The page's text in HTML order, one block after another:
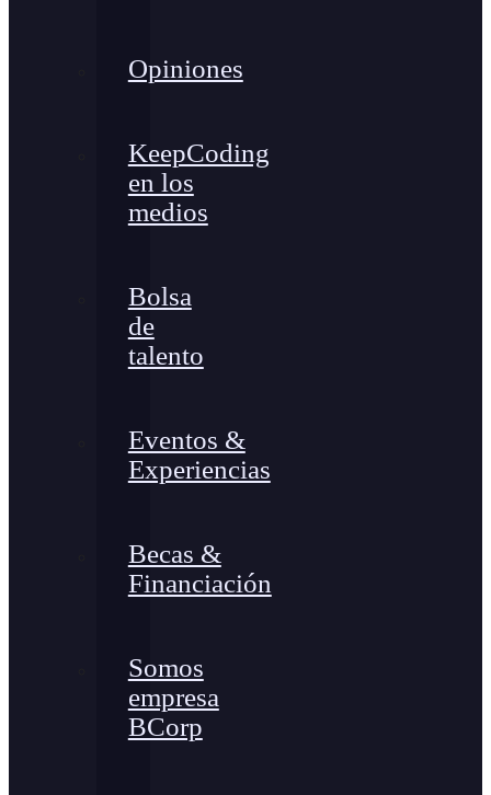
Opiniones
KeepCoding
en los
medios
Bolsa
de
talento
Eventos &
Experiencias
Becas &
Financiación
Somos
empresa
BCorp